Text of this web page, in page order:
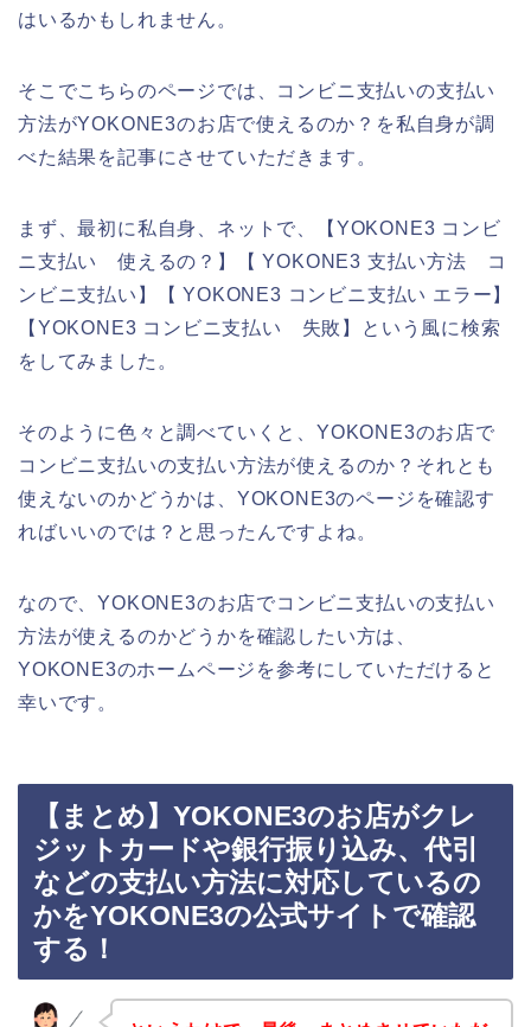
はいるかもしれません。
そこでこちらのページでは、コンビニ支払いの支払い
方法がYOKONE3のお店で使えるのか？を私自身が調
べた結果を記事にさせていただきます。
まず、最初に私自身、ネットで、【YOKONE3 コンビ
ニ支払い 使えるの？】【 YOKONE3 支払い方法 コ
ンビニ支払い】【 YOKONE3 コンビニ支払い エラー】
【YOKONE3 コンビニ支払い 失敗】という風に検索
をしてみました。
そのように色々と調べていくと、YOKONE3のお店で
コンビニ支払いの支払い方法が使えるのか？それとも
使えないのかどうかは、YOKONE3のページを確認す
ればいいのでは？と思ったんですよね。
なので、YOKONE3のお店でコンビニ支払いの支払い
方法が使えるのかどうかを確認したい方は、
YOKONE3のホームページを参考にしていただけると
幸いです。
【まとめ】YOKONE3のお店がクレ
ジットカードや銀行振り込み、代引
などの支払い方法に対応しているの
かをYOKONE3の公式サイトで確認
する！